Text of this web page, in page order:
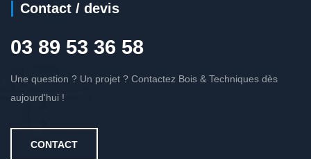
Contact / devis
03 89 53 36 58
Une question ? Un projet ? Contactez Bois & Techniques dès
aujourd'hui !
CONTACT